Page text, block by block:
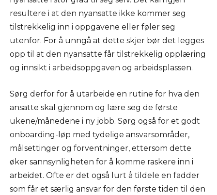
resultere i at den nyansatte ikke kommer seg
tilstrekkelig inn i oppgavene eller føler seg
utenfor. For å unngå at dette skjer bør det legges
opp til at den nyansatte får tilstrekkelig opplæring
og innsikt i arbeidsoppgaven og arbeidsplassen.
Sørg derfor for å utarbeide en rutine for hva den
ansatte skal gjennom og lære seg de første
ukene/månedene i ny jobb. Sørg også for et godt
onboarding-løp med tydelige ansvarsområder,
målsettinger og forventninger, ettersom dette
øker sannsynligheten for å komme raskere inn i
arbeidet. Ofte er det også lurt å tildele en fadder
som får et særlig ansvar for den første tiden til den